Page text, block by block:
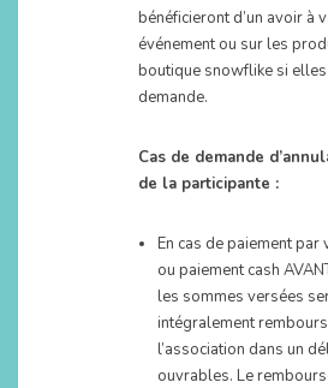
bénéficieront d’un avoir à
événement ou sur les
boutique snowflike si
demande.
Cas de demande
de la participante :
En cas de paiement par
ou paiement cash
les sommes versées
intégralement
l’association dans un
ouvrables. Le